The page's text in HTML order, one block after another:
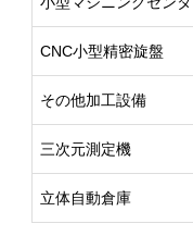
CNC小型精密旋盤
その他加工設備
三次元測定機
立体自動倉庫